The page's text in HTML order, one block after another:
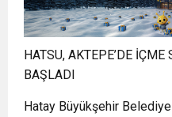
HATSU, AKTEPE’DE
BAŞLADI
Hatay Büyükşehir